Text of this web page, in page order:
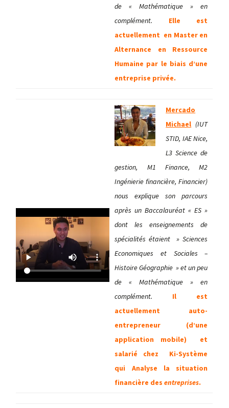
de « Mathématique » en
complément.
Elle est
actuellement en Master en
Alternance en Ressource
Humaine par le biais d’une
entreprise privée.
Mercado
Michael (IUT
STID, IAE Nice,
L3 Science de
gestion, M1 Finance, M2
Ingénierie financière, Financier)
nous explique son parcours
après un Baccalauréat « ES »
dont les enseignements de
spécialités étaient » Sciences
Economiques et Sociales –
Histoire Géographie » et un peu
de « Mathématique » en
complément.
Il est
actuellement auto-
entrepreneur (d’une
application mobile) et
salarié chez Ki-Système
qui Analyse la situation
financière desentreprises.